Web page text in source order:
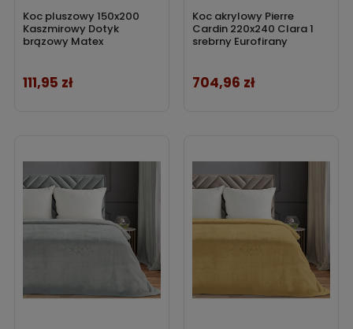
Koc pluszowy 150x200
Kaszmirowy Dotyk
brązowy Matex
Cena
111,95 zł
Koc akrylowy Pierre
Cardin 220x240 Clara 1
srebrny Eurofirany
Cena
704,96 zł